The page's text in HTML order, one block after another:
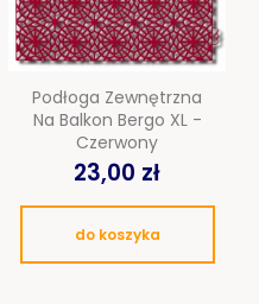
Podłoga Zewnętrzna
Na Balkon Bergo XL -
Czerwony
23,00 zł
do koszyka